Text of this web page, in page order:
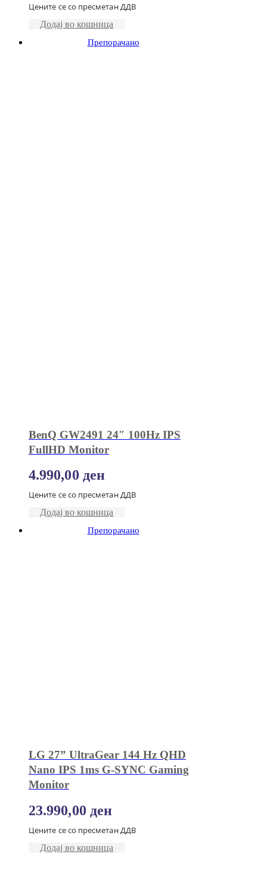
Цените се со пресметан ДДВ
Додај во кошница
Препорачано
BenQ GW2491 24″ 100Hz IPS
FullHD Monitor
4.990,00 ден
Цените се со пресметан ДДВ
Додај во кошница
Препорачано
LG 27” UltraGear 144 Hz QHD
Nano IPS 1ms G-SYNC Gaming
Monitor
23.990,00 ден
Цените се со пресметан ДДВ
Додај во кошница